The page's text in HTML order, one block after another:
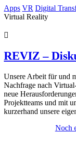
Springe
zum
Apps VR Digital
Virtual Reality
REVIZ –
Unsere Arbeit für und
Nachfrage nach
neue
Projektteams und mit
kurzerhand unsere
Noch